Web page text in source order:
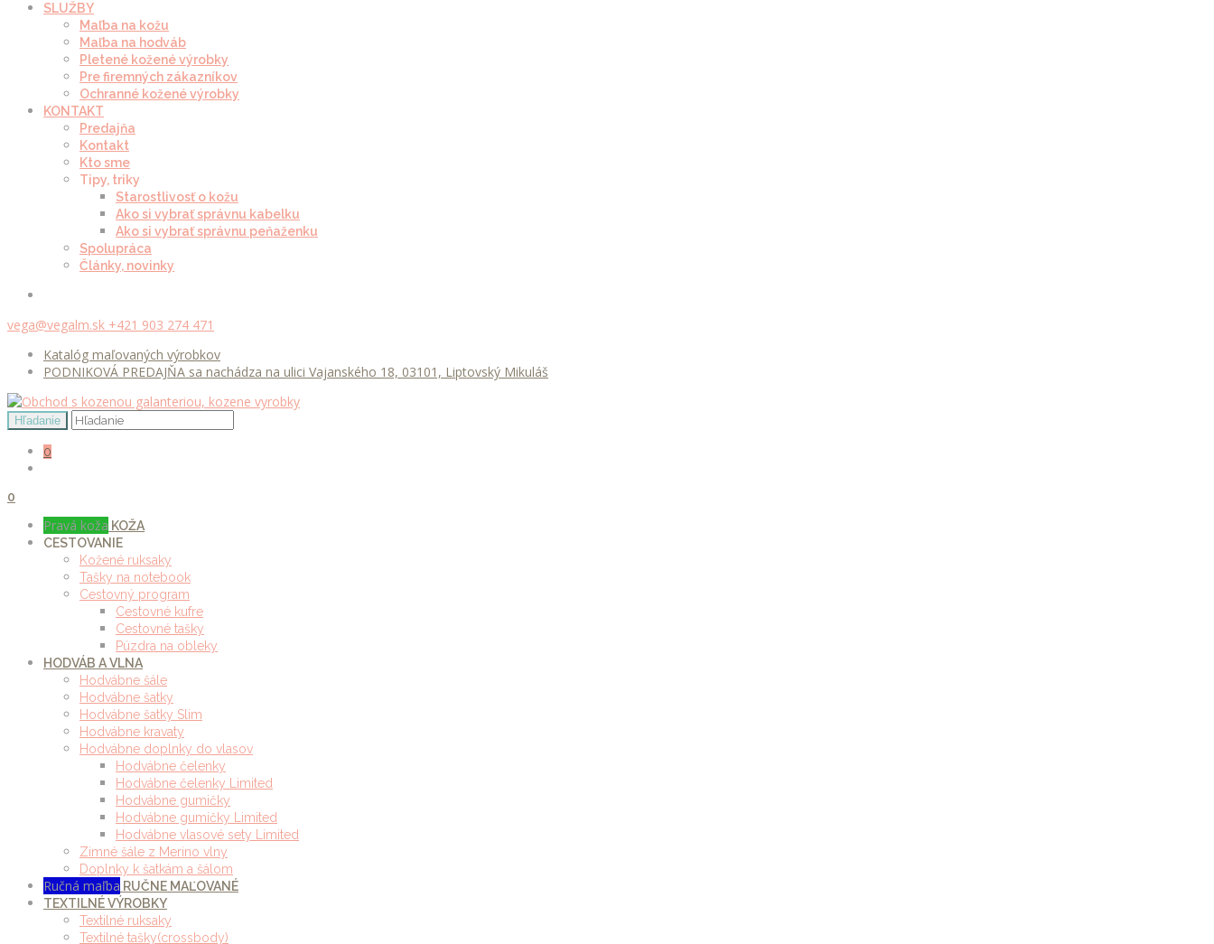
SLUŽBY
Maľba na kožu
Maľba na hodváb
Pletené kožené výrobky
Pre firemných zákazníkov
Ochranné kožené výrobky
KONTAKT
Predajňa
Kontakt
Kto sme
Tipy, triky
Starostlivosť o kožu
Ako si vybrať správnu kabelku
Ako si vybrať správnu peňaženku
Spolupráca
Články, novinky
vega@vegalm.sk +421 903 274 471
Katalóg maľovaných výrobkov
PODNIKOVÁ PREDAJŇA sa nachádza na ulici Vajanského 18, 03101, Liptovský Mikuláš
0
0
Pravá koža KOŽA
CESTOVANIE
Kožené ruksaky
Tašky na notebook
Cestovný program
Cestovné kufre
Cestovné tašky
Púzdra na obleky
HODVÁB A VLNA
Hodvábne šále
Hodvábne šatky
Hodvábne šatky Slim
Hodvábne kravaty
Hodvábne doplnky do vlasov
Hodvábne čelenky
Hodvábne čelenky Limited
Hodvábne gumičky
Hodvábne gumičky Limited
Hodvábne vlasové sety Limited
Zimné šále z Merino vlny
Doplnky k šatkám a šálom
Ručná maľba RUČNE MAĽOVANÉ
TEXTILNÉ VÝROBKY
Textilné ruksaky
Textilné tašky(crossbody)